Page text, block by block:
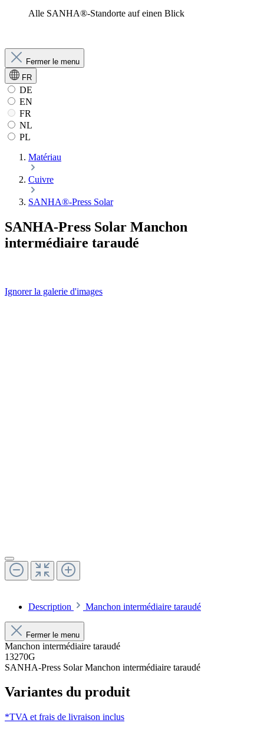
Alle SANHA®-Standorte auf einen Blick
Fermer le menu
FR
DE
EN
FR
NL
PL
Matériau
Cuivre
SANHA®-Press Solar
SANHA-Press Solar Manchon
intermédiaire taraudé
Ignorer la galerie d'images
Description Manchon intermédiaire taraudé
Fermer le menu
Manchon intermédiaire taraudé
13270G
SANHA-Press Solar Manchon intermédiaire taraudé
Variantes du produit
*TVA et frais de livraison inclus